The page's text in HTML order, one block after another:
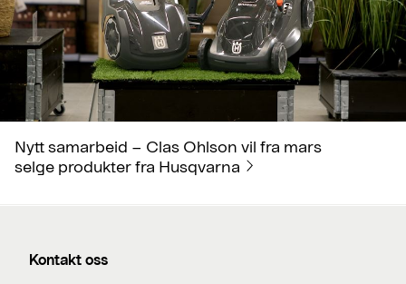
Nytt samarbeid – Clas Ohlson vil fra mars
selge produkter fra Husqvarna
Kontakt oss